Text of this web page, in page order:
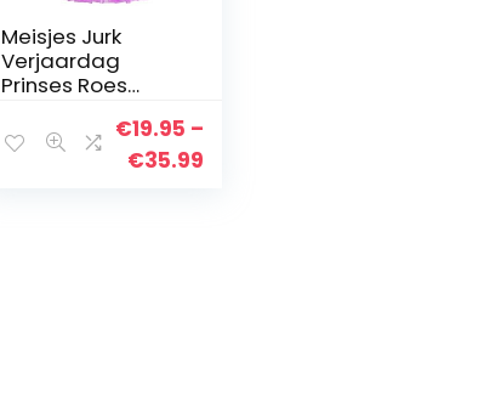
Meisjes Jurk
Verjaardag
Prinses Roes
Afdrukken 3-10
jaren
€19.95 –
€35.99